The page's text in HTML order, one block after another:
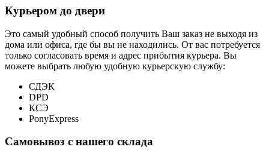
Курьером до двери
Это самый удобный способ получить Ваш заказ не выходя из
дома или офиса, где бы вы не находились. От вас потребуется
только согласовать время и адрес прибытия курьера. Вы
можете выбрать любую удобную курьерскую службу:
СДЭК
DPD
КСЭ
PonyExpress
Самовывоз с нашего склада